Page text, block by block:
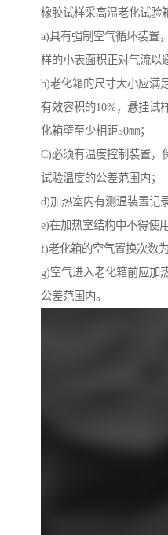
橡胶试样采高温老化试验
a)具有强制空气循环装置
样的小表面积正对气流以
b)老化箱的尺寸大小应满
有效容积的10%，悬挂试
化箱壁至少相距50㎜；
C)必须有温度控制装置，
试验温度的公差范围内；
d)加热室内有测温装置记
e)在加热室结构中不得使
f)老化箱的空气置换次数
g)空气进入老化箱前应加
公差范围内。